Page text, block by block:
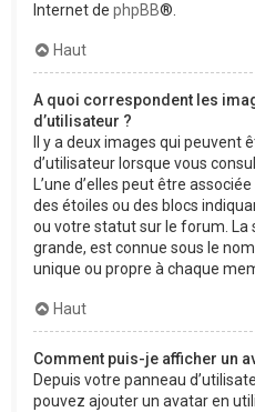
Internet de phpBB®.
Haut
A quoi correspondent les
d’utilisateur ?
Il y a deux images qui
d’utilisateur lorsque vous
L’une d’elles peut être
des étoiles ou des blocs
ou votre statut sur le forum. La
grande, est connue sous le
unique ou propre à chaque
Haut
Comment puis-je afficher un
Depuis votre panneau
pouvez ajouter un avatar en